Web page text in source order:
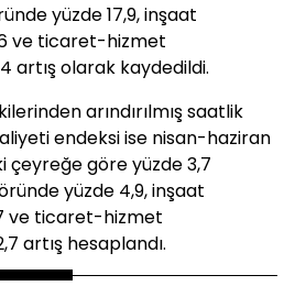
yüzde 17,9, inşaat
ve ticaret-hizmet
artış olarak kaydedildi.
arındırılmış saatlik
endeksi ise nisan-haziran
göre yüzde 3,7
yüzde 4,9, inşaat
ve ticaret-hizmet
artış hesaplandı.